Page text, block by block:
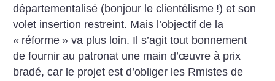
départementalisé (bonjour le clientélisme !) et son
volet insertion restreint. Mais l’objectif de la
« réforme » va plus loin. Il s’agit tout bonnement
de fournir au patronat une main d’œuvre à prix
bradé, car le projet est d’obliger les Rmistes de